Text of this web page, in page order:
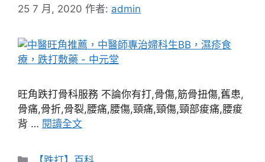
25 7 月, 2020 作者: admin
旺角跌打骨科服務 不論你有打,骨傷,筋骨扭傷,舊患,
骨痛,骨折,骨裂,腰痛,腰傷,頸痛,頸傷,頸部痠痛,腰痠
背 … 閱讀全文
分